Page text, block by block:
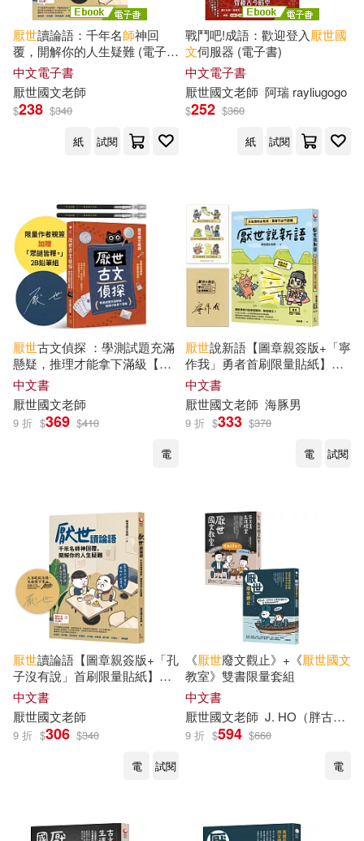
厭世讀論語：千年名師神回
覆，開解你的人生疑難 (電子
書)
中文電子書
厭世國文老師
$238 $340
紙
試閱
戰鬥吧!成語：歡迎登入厭世國
文伺服器 (電子書)
中文電子書
厭世國文老師 阿瑞 rayliugogo
$252 $360
紙
試閱
厭世古文偵探 ：學測試題充滿
懸疑，推理才能拿下滿級【作
者親簽+考試有如神助「眾謎皆
釋。」2B鉛筆組】
中文書
厭世國文老師
9 折 $369 $410
電
厭世說新語【圖章親簽版+「寧
作我」勇者首刷限量貼紙】：
天生我材必有用，勇者不必鬥
惡龍
中文書
厭世國文老師 海豚男
9 折 $333 $370
電
試閱
厭世讀論語【圖章親簽版+「孔
子沒有說」首刷限量貼紙】：
千年名
生疑難
中文書
厭世國文老師
9 折 $306 $340
電
試閱
《厭世廢文觀止》+《厭世國文
教室》雙書限量套組
中文書
厭世國文老師 J. HO（胖古人）
9 折 $594 $660
電